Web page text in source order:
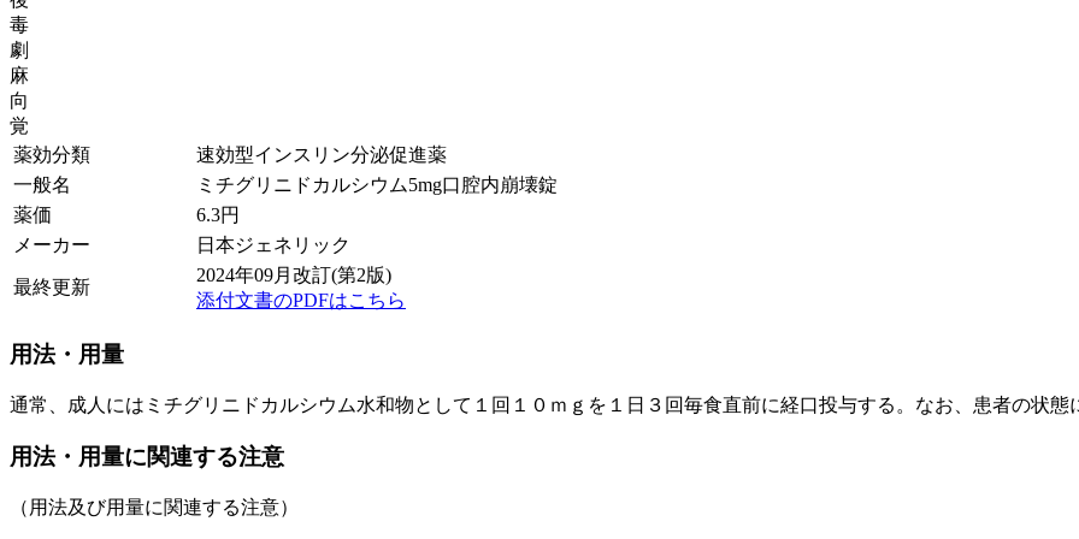
毒
劇
麻
向
覚
薬効分類
速効型インスリン分泌促進薬
一般名
ミチグリニドカルシウム5mg口腔内崩壊錠
薬価
6.3円
メーカー
日本ジェネリック
最終更新
2024年09月改訂(第2版)
添付文書のPDFはこちら
用法・用量
通常、成人にはミチグリニドカルシウム水和物として１回１０ｍｇを１日３回毎食直前に経口投与する。なお、患者の状態
用法・用量に関連する注意
（用法及び用量に関連する注意）